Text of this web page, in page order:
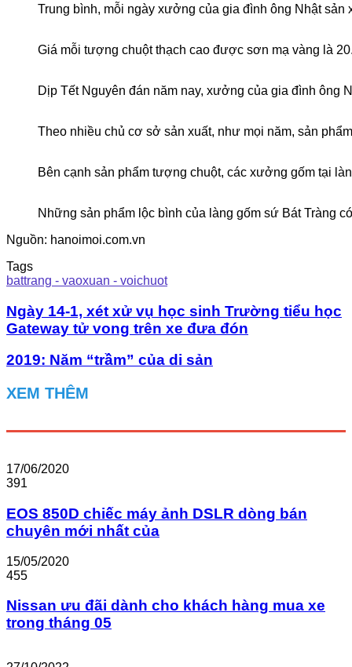
Trung bình, mỗi ngày xưởng của gia đình ông Nhật
Giá mỗi tượng chuột thạch cao được sơn mạ vàng là
Dịp Tết Nguyên đán năm nay, xưởng của gia đình ông
Theo nhiều chủ cơ sở sản xuất, như mọi năm, sản
Bên cạnh sản phẩm tượng chuột, các xưởng gốm tại
Những sản phẩm lộc bình của làng gốm sứ Bát Tràng
Nguồn: hanoimoi.com.vn
Tags
battrang - vaoxuan - voichuot
Ngày 14-1, xét xử vụ học sinh Trường tiểu học
Gateway tử vong trên xe đưa đón
2019: Năm “trầm” của di sản
XEM THÊM
17/06/2020
391
EOS 850D chiếc máy ảnh DSLR dòng bán
chuyên mới nhất của
15/05/2020
455
Nissan ưu đãi dành cho khách hàng mua xe
trong tháng 05